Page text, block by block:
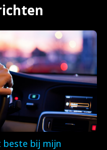
beste bij mijn